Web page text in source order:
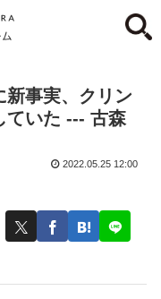
新事実、クリン
ていた --- 古森
2022.05.25 12:00